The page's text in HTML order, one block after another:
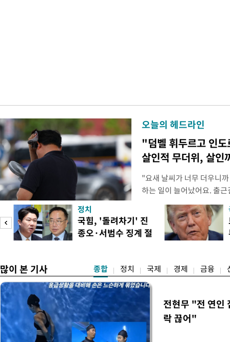
오늘의 헤드라인
"덤벨 휘두르고 인도
살인적 무더위, 살인
"요새 날씨가 너무 더우니
하는 일이 늘어났어요. 출
거나, 누가 길을 막고 서
(40대 직장인 A씨) 유례없
에도 쉽게 짜증을 내거나
있다. 높은 기온과 습도가
정치
국힘, '돌려차기' 진
종오·서범수 징계 절
많이 본 기사 종합 정치 국제 경제 금융
전현무 "전 연인
락 끊어"